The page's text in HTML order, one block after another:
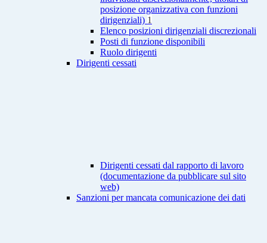
posizione organizzativa con funzioni
dirigenziali) 1
Elenco posizioni dirigenziali discrezionali
Posti di funzione disponibili
Ruolo dirigenti
Dirigenti cessati
Dirigenti cessati dal rapporto di lavoro
(documentazione da pubblicare sul sito
web)
Sanzioni per mancata comunicazione dei dati